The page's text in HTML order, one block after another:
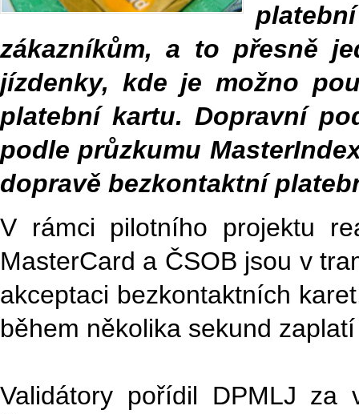
zákazníkům, a to přesně
jízdenky, kde je možno
platební kartu. Dopravní
podle průzkumu
dopravě bezkontaktní
V rámci pilotního projektu
MasterCard a ČSOB jsou v
akceptaci bezkontaktních
během několika sekund
Validátory pořídil DPMLJ za